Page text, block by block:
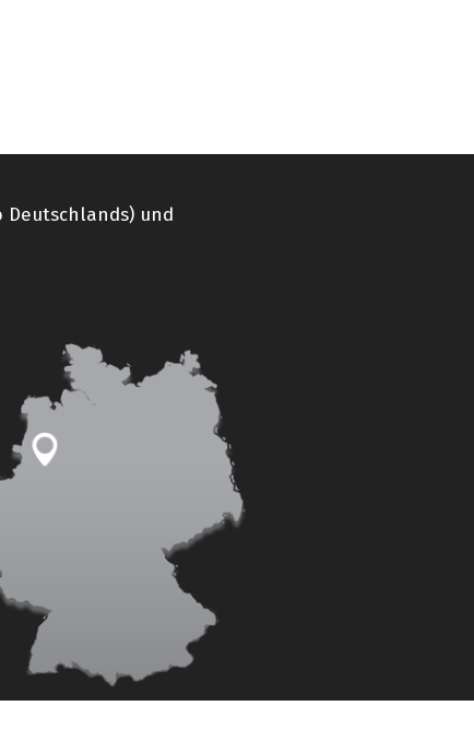
Deutschlands) und